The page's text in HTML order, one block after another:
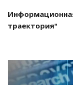
траектория"